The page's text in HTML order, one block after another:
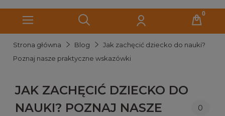
Strona główna Blog
Jak zachęcić dziecko do nauki?
Poznaj nasze praktyczne wskazówki
JAK ZACHĘCIĆ DZIECKO DO
NAUKI? POZNAJ NASZE
0